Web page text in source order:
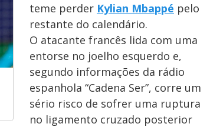
teme perder Kylian Mbappé pelo
restante do calendário.
O atacante francês lida com uma
entorse no joelho esquerdo e,
segundo informações da rádio
espanhola “Cadena Ser”, corre um
sério risco de sofrer uma ruptura
no ligamento cruzado posterior